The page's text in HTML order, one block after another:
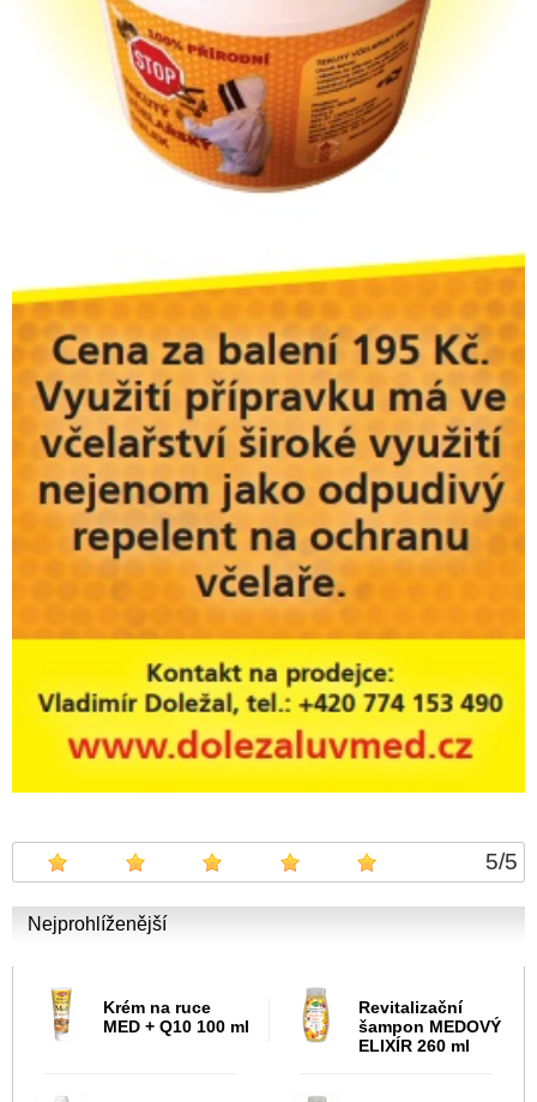
5/5
Nejprohlíženější
Krém na ruce
MED + Q10 100 ml
Revitalizační
šampon MEDOVÝ
ELIXÍR 260 ml